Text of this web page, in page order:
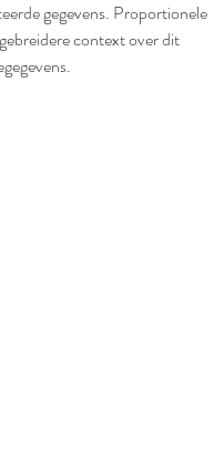
gegevens. Proportionele
context over dit